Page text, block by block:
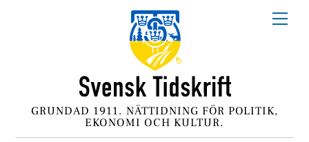
GRUNDAD 1911. NÄTTIDNING FÖR POLITIK,
EKONOMI OCH KULTUR.